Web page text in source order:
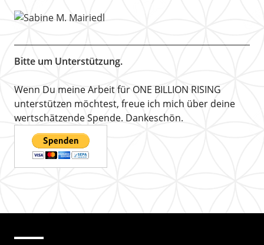
Bitte um Unterstützung.
Wenn Du meine Arbeit für ONE BILLION RISING
unterstützen möchtest, freue ich mich über deine
wertschätzende Spende. Dankeschön.